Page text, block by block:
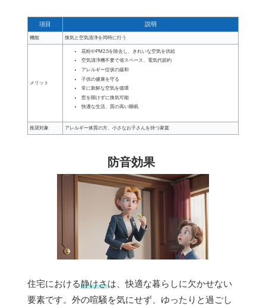
項目 説明
機能 換気と空気清浄を同時に行う
メリット
花粉やPM2.5を除去し、きれいな空気を供給
空気清浄機不要で省スペース、電気代節約
アレルギー症状の緩和
子供の健康を守る
常に新鮮な空気を循環
窓を開けずに換気可能
快適な生活、質の高い睡眠
推奨対象 アレルギー体質の方、小さなお子さんを持つ家庭
防音効果
住宅における静けさは、快適な暮らしに欠かせない
要素です。外の喧騒を気にせず、ゆったりと過ごし